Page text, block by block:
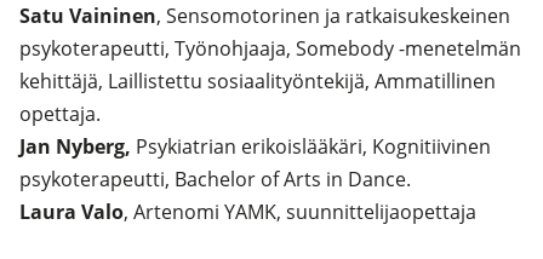
Satu Vaininen, Sensomotorinen ja ratkaisukeskeinen
psykoterapeutti, Työnohjaaja, Somebody -menetelmän
kehittäjä, Laillistettu sosiaalityöntekijä, Ammatillinen
opettaja.
Jan Nyberg, Psykiatrian erikoislääkäri, Kognitiivinen
psykoterapeutti, Bachelor of Arts in Dance.
Laura Valo, Artenomi YAMK, suunnittelijaopettaja